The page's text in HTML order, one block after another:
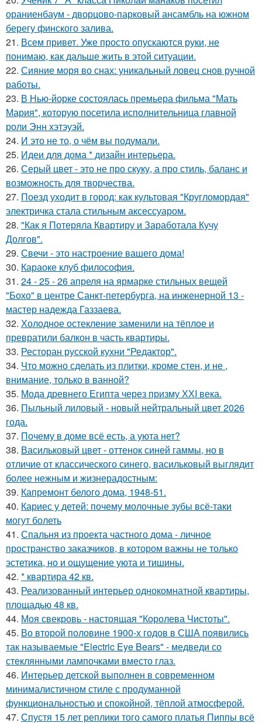
ораниенбаум - дворцово-парковый ансамбль на южном
берегу финского залива.
21. Всем привет. Уже просто опускаются руки, не
понимаю, как дальше жить в этой ситуации.
22. Сияние моря во снах: уникальный ловец снов ручной
работы.
23. В Нью-йорке состоялась премьера фильма "Мать
Мария", которую посетила исполнительница главной
роли Энн хэтэуэй.
24. И это не то, о чём вы подумали.
25. Идеи для дома * дизайн интерьера.
26. Серый цвет - это не про скуку, а про стиль, баланс и
возможность для творчества.
27. Поезд уходит в город: как культовая "Кругломордая"
электричка стала стильным аксессуаром.
28. "Как я Потеряла Квартиру и Заработала Кучу
Долгов".
29. Свечи - это настроение вашего дома!
30. Караоке клуб философия.
31. 24 - 25 - 26 апреля на ярмарке стильных вещей
"Бохо" в центре Санкт-петербурга, на инженерной 13 -
мастер надежда Газзаева.
32. Холодное остекление заменили на тёплое и
превратили балкон в часть квартиры.
33. Ресторан русской кухни "Редактор".
34. Что можно сделать из плитки, кроме стен, и не ,
внимание, только в ванной?
35. Мода древнего Египта через призму ХХI века.
36. Пыльный лиловый - новый нейтральный цвет 2026
года.
37. Почему в доме всё есть, а уюта нет?
38. Васильковый цвет - оттенок синей гаммы, но в
отличие от классического синего, васильковый выглядит
более нежным и жизнерадостным:
39. Капремонт белого дома, 1948-51.
40. Кариес у детей: почему молочные зубы всё-таки
могут болеть
41. Спальня из проекта частного дома - личное
пространство заказчиков, в котором важны не только
эстетика, но и ощущение уюта и тишины.
42. * квартира 42 кв.
43. Реализованный интерьер однокомнатной квартиры,
площадью 48 кв.
44. Моя свекровь - настоящая "Королева Чистоты".
45. Во второй половине 1900-х годов в США появились
так называемые "Electric Eye Bears" - медведи со
стеклянными лампочками вместо глаз.
46. Интерьер детской выполнен в современном
минималистичном стиле с продуманной
функциональностью и спокойной, тёплой атмосферой.
47. Спустя 15 лет реплики того самого платья Пиппы всё